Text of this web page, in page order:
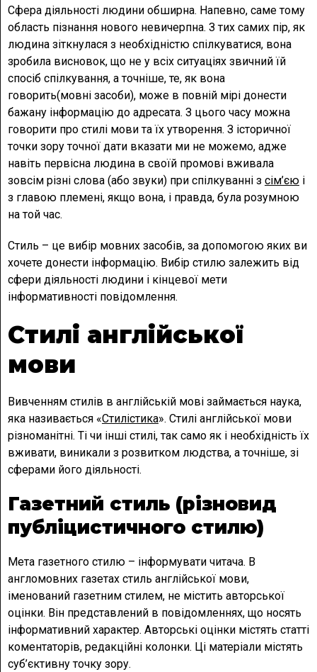
Сфера діяльності людини обширна. Напевно, саме тому
область пізнання нового невичерпна. З тих самих пір, як
людина зіткнулася з необхідністю спілкуватися, вона
зробила висновок, що не у всіх ситуаціях звичний їй
спосіб спілкування, а точніше, те, як вона
говорить(мовні засоби), може в повній мірі донести
бажану інформацію до адресата. З цього часу можна
говорити про стилі мови та їх утворення. З історичної
точки зору точної дати вказати ми не можемо, адже
навіть первісна людина в своїй промові вживала
зовсім різні слова (або звуки) при спілкуванні з сім’єю і
з главою племені, якщо вона, і правда, була розумною
на той час.
Стиль – це вибір мовних засобів, за допомогою яких ви
хочете донести інформацію. Вибір стилю залежить від
сфери діяльності людини і кінцевої мети
інформативності повідомлення.
Стилі англійської
мови
Вивченням стилів в англійській мові займається наука,
яка називається «Стилістика». Стилі англійської мови
різноманітні. Ті чи інші стилі, так само як і необхідність їх
вживати, виникали з розвитком людства, а точніше, зі
сферами його діяльності.
Газетний стиль (різновид
публіцистичного стилю)
Мета газетного стилю – інформувати читача. В
англомовних газетах стиль англійської мови,
іменований газетним стилем, не містить авторської
оцінки. Він представлений в повідомленнях, що носять
інформативний характер. Авторські оцінки містять статті
коментаторів, редакційні колонки. Ці матеріали містять
суб’єктивну точку зору.